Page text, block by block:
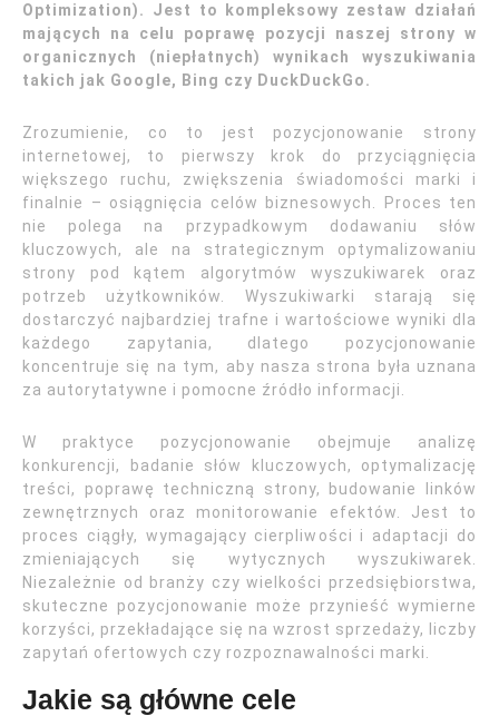
Optimization). Jest to kompleksowy zestaw działań
mających na celu poprawę pozycji naszej strony w
organicznych (niepłatnych) wynikach wyszukiwania
takich jak Google, Bing czy DuckDuckGo.
Zrozumienie, co to jest pozycjonowanie strony
internetowej, to pierwszy krok do przyciągnięcia
większego ruchu, zwiększenia świadomości marki i
finalnie – osiągnięcia celów biznesowych. Proces ten
nie polega na przypadkowym dodawaniu słów
kluczowych, ale na strategicznym optymalizowaniu
strony pod kątem algorytmów wyszukiwarek oraz
potrzeb użytkowników. Wyszukiwarki starają się
dostarczyć najbardziej trafne i wartościowe wyniki dla
każdego zapytania, dlatego pozycjonowanie
koncentruje się na tym, aby nasza strona była uznana
za autorytatywne i pomocne źródło informacji.
W praktyce pozycjonowanie obejmuje analizę
konkurencji, badanie słów kluczowych, optymalizację
treści, poprawę techniczną strony, budowanie linków
zewnętrznych oraz monitorowanie efektów. Jest to
proces ciągły, wymagający cierpliwości i adaptacji do
zmieniających się wytycznych wyszukiwarek.
Niezależnie od branży czy wielkości przedsiębiorstwa,
skuteczne pozycjonowanie może przynieść wymierne
korzyści, przekładające się na wzrost sprzedaży, liczby
zapytań ofertowych czy rozpoznawalności marki.
Jakie są główne cele